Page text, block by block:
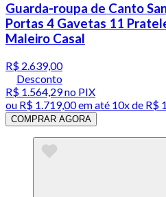
Guarda-roupa de Canto
Portas 4 Gavetas 11
Maleiro Casal
R$ 2.639,00
Desconto
R$ 1.564,29no PIX
ou R$ 1.719,00em até 10x de R$
COMPRAR AGORA